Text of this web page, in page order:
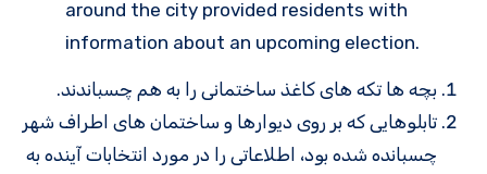
around the city provided residents with
information about an upcoming election.
بچه ها تکه های کاغذ ساختمانی را به هم چسباندند.
تابلوهایی که بر روی دیوارها و ساختمان های اطراف شهر
چسبانده شده بود، اطلاعاتی را در مورد انتخابات آینده به